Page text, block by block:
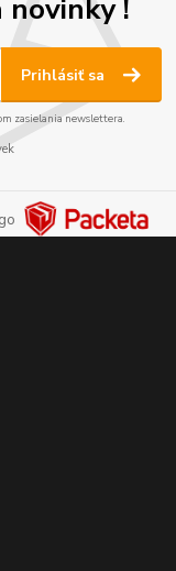
novinky !
Prihlásiť sa
zasielania newslettera.